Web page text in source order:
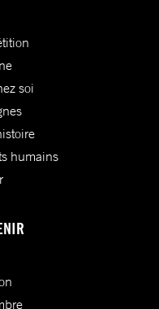
soi
humains